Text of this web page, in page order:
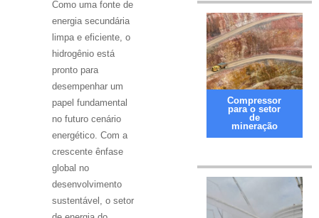
Como uma fonte de
energia secundária
limpa e eficiente, o
hidrogênio está
pronto para
desempenhar um
papel fundamental
no futuro cenário
energético. Com a
crescente ênfase
global no
desenvolvimento
sustentável, o setor
Compressor
para o setor
de
mineração